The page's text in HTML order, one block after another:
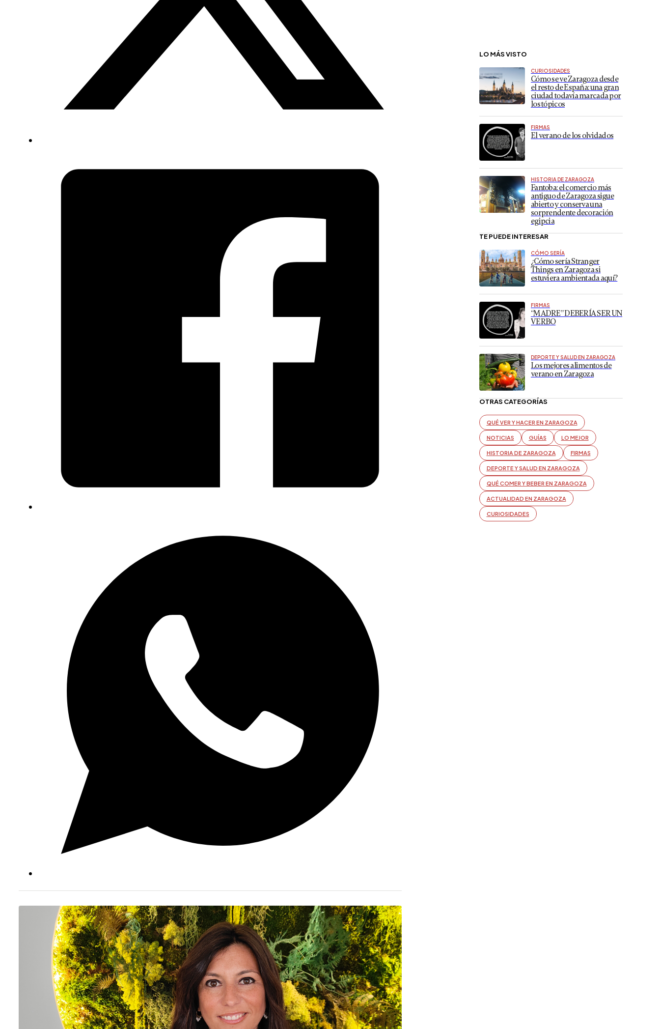
LO MÁS VISTO
CURIOSIDADES
Cómo se ve Zaragoza desde
el resto de España: una gran
ciudad todavía marcada por
los tópicos
FIRMAS
El verano de los olvidados
HISTORIA DE ZARAGOZA
Fantoba: el comercio más
antiguo de Zaragoza sigue
abierto y conserva una
sorprendente decoración
egipcia
TE PUEDE INTERESAR
CÓMO SERÍA
¿Cómo sería Stranger
Things en Zaragoza si
estuviera ambientada aquí?
FIRMAS
“MADRE” DEBERÍA SER UN
VERBO
DEPORTE Y SALUD EN ZARAGOZA
Los mejores alimentos de
verano en Zaragoza
OTRAS CATEGORÍAS
QUÉ VER Y HACER EN ZARAGOZA
NOTICIAS GUÍAS LO MEJOR
HISTORIA DE ZARAGOZA FIRMAS
DEPORTE Y SALUD EN ZARAGOZA
QUÉ COMER Y BEBER EN ZARAGOZA
ACTUALIDAD EN ZARAGOZA
CURIOSIDADES